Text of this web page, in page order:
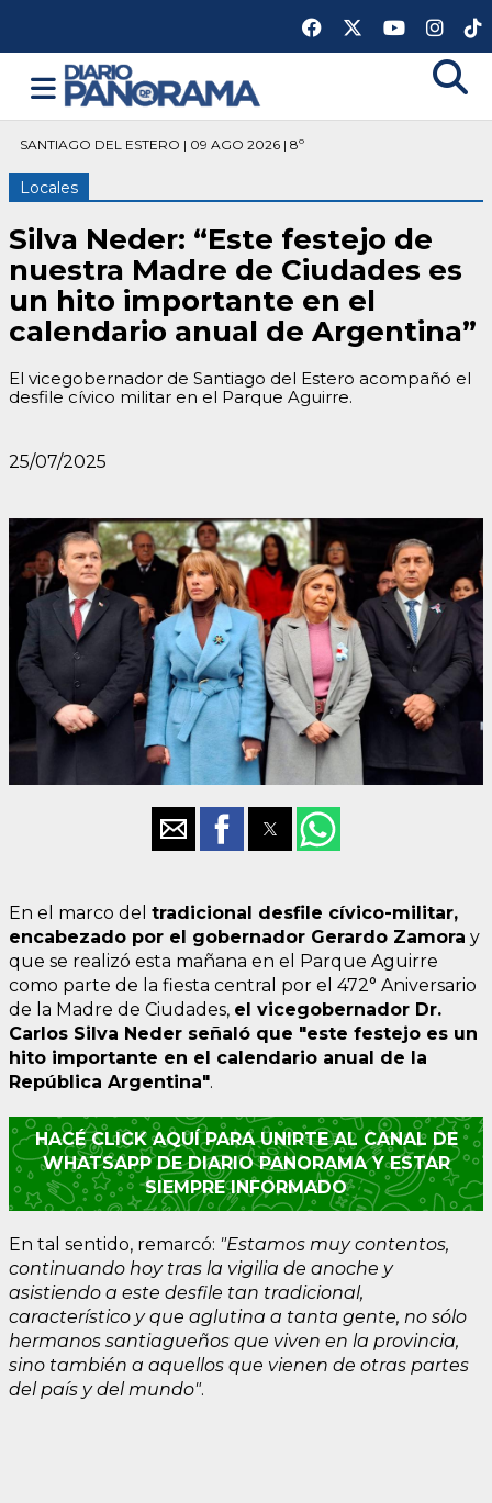
SANTIAGO DEL ESTERO | 09 AGO 2026 | 8º
Locales
Silva Neder: “Este festejo de
nuestra Madre de Ciudades es
un hito importante en el
calendario anual de Argentina”
El vicegobernador de Santiago del Estero acompañó el
desfile cívico militar en el Parque Aguirre.
25/07/2025
En el marco del tradicional desfile cívico-militar,
encabezado por el gobernador Gerardo Zamora y
que se realizó esta mañana en el Parque Aguirre
como parte de la fiesta central por el 472° Aniversario
de la Madre de Ciudades, el vicegobernador Dr.
Carlos Silva Neder señaló que "este festejo es un
hito importante en el calendario anual de la
República Argentina".
HACÉ CLICK AQUÍ PARA UNIRTE AL CANAL DE
WHATSAPP DE DIARIO PANORAMA Y ESTAR
SIEMPRE INFORMADO
En tal sentido, remarcó: "Estamos muy contentos,
continuando hoy tras la vigilia de anoche y
asistiendo a este desfile tan tradicional,
característico y que aglutina a tanta gente, no sólo
hermanos santiagueños que viven en la provincia,
sino también a aquellos que vienen de otras partes
del país y del mundo".